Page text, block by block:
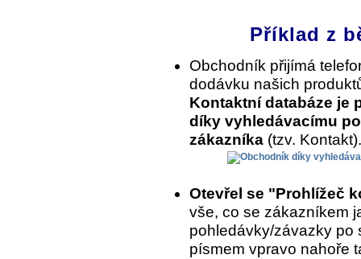
Příklad z
Obchodník přijímá
dodávku našich
Kontaktní databáze je
díky vyhledávacímu
zákazníka (tzv. Kontakt).
Otevřel se "Prohlížeč
vše, co se zákazníkem
pohledávky/závazky po
písmem vpravo nahoře